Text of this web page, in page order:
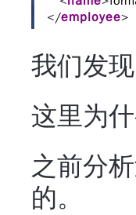
我们发
这里为
之前分
的。